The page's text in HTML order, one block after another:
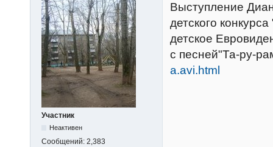
Участник
Неактивен
Сообщений: 2,383
Выступление
детского
детское
с песней"Та-ру-
a.avi.html